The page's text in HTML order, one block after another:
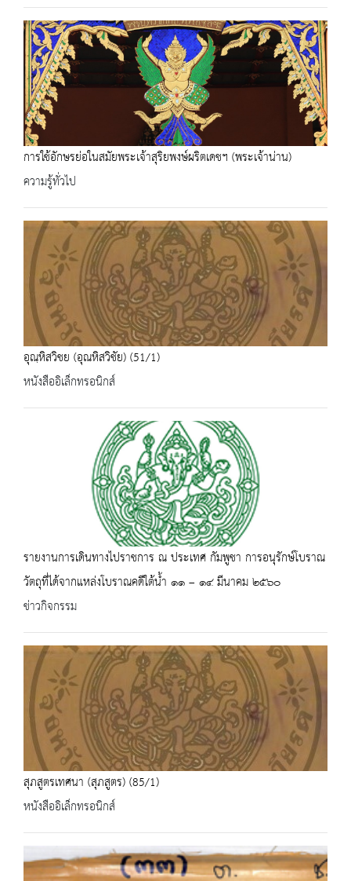
การใช้อักษรย่อในสมัยพระเจ้าสุริยพงษ์ผริตเดชฯ (พระเจ้าน่าน)
ความรู้ทั่วไป
อุณฺหิสวิชย (อุณหิสวิชัย) (51/1)
หนังสืออิเล็กทรอนิกส์
รายงานการเดินทางไปราชการ ณ ประเทศ กัมพูชา การอนุรักษ์โบราณ
วัตถุที่ได้จากแหล่งโบราณคดีใต้น้ำ ๑๑ – ๑๔ มีนาคม ๒๕๖๐
ข่าวกิจกรรม
สุภสูตรเทศนา (สุภสูตร) (85/1)
หนังสืออิเล็กทรอนิกส์